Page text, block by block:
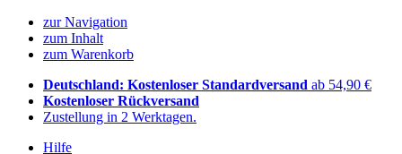
zur Navigation
zum Inhalt
zum Warenkorb
Deutschland: Kostenloser Standardversand ab 54,90 €
Kostenloser Rückversand
Zustellung in 2 Werktagen.
Hilfe